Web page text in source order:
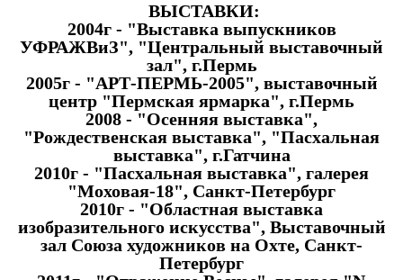
ВЫСТАВКИ:
2004г - "Выставка выпускников
УФРАЖВиЗ", "Центральный выставочный
зал", г.Пермь
2005г - "АРТ-ПЕРМЬ-2005", выставочный
центр "Пермская ярмарка", г.Пермь
2008 - "Осенняя выставка",
"Рождественская выставка", "Пасхальная
выставка", г.Гатчина
2010г - "Пасхальная выставка", галерея
"Моховая-18", Санкт-Петербург
2010г - "Областная выставка
изобразительного искусства", Выставочный
зал Союза художников на Охте, Санкт-
Петербург